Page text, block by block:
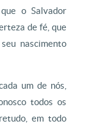
o Salvador
de fé, que
nascimento
um de nós,
todos os
em todo